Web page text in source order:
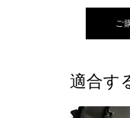
ご
適合す